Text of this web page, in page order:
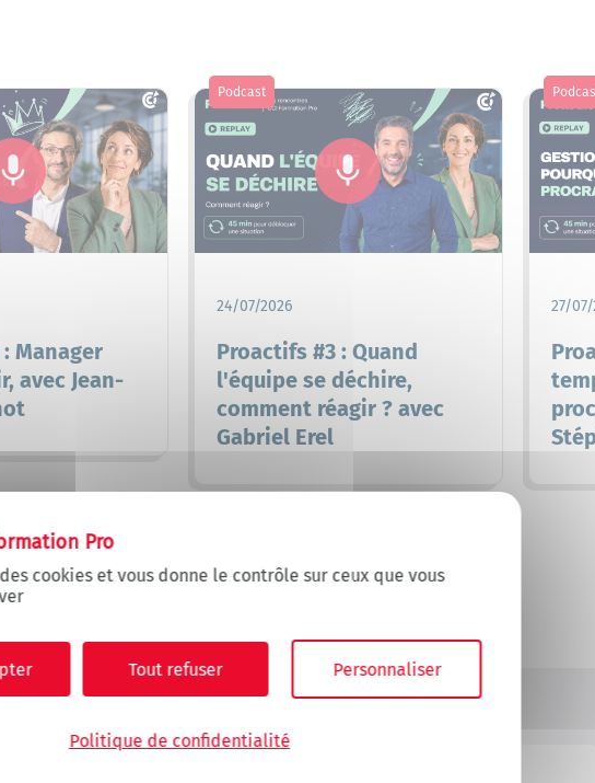
cookies et vous donne le contrôle sur ceux que vous
Tout refuser Personnaliser
Politique de confidentialité
Manager
avec Jean-
Podcast
24/07/2026
Proactifs #3 : Quand
l'équipe se déchire,
comment réagir ? avec
Gabriel Erel
27/